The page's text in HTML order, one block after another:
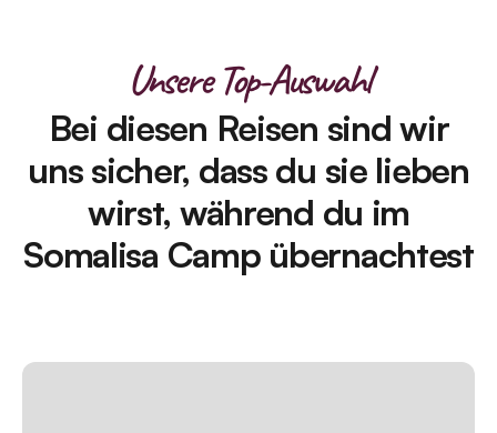
Unsere Top-Auswahl
Bei diesen Reisen sind wir
uns sicher, dass du sie lieben
wirst, während du im
Somalisa Camp übernachtest